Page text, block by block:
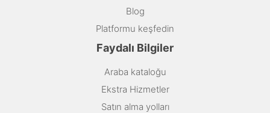
Blog
Platformu keşfedin
Faydalı Bilgiler
Araba kataloğu
Ekstra Hizmetler
Satın alma yolları